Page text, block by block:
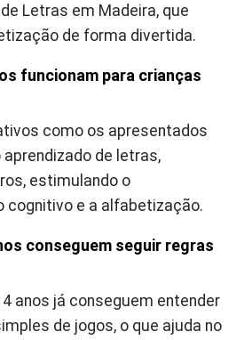
Letras em Madeira, que
de forma divertida.
funcionam para crianças
como os apresentados
de letras,
estimulando o
cognitivo e a alfabetização.
conseguem seguir regras
anos já conseguem entender
de jogos, o que ajuda no